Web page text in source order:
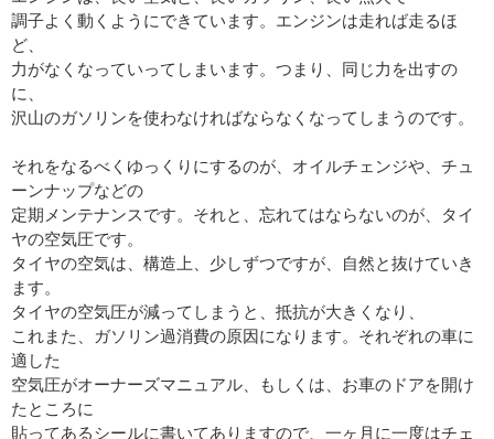
調子よく動くようにできています。エンジンは走れば走るほ
ど、
力がなくなっていってしまいます。つまり、同じ力を出すの
に、
沢山のガソリンを使わなければならなくなってしまうのです。
それをなるべくゆっくりにするのが、オイルチェンジや、チュ
ーンナップなどの
定期メンテナンスです。それと、忘れてはならないのが、タイ
ヤの空気圧です。
タイヤの空気は、構造上、少しずつですが、自然と抜けていき
ます。
タイヤの空気圧が減ってしまうと、抵抗が大きくなり、
これまた、ガソリン過消費の原因になります。それぞれの車に
適した
空気圧がオーナーズマニュアル、もしくは、お車のドアを開け
たところに
貼ってあるシールに書いてありますので、一ヶ月に一度はチェ